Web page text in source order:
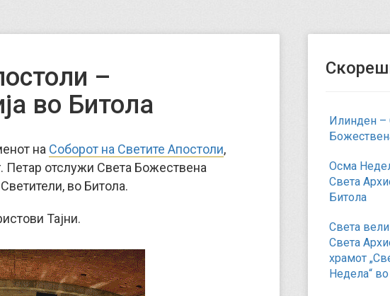
–
во Битола
на Соборот на Светите Апостоли,
Петар отслужи Света Божествена
во Битола.
Тајни.
Илинден –
Осма
Света
Битола
Света
Света
храмот
Недела“